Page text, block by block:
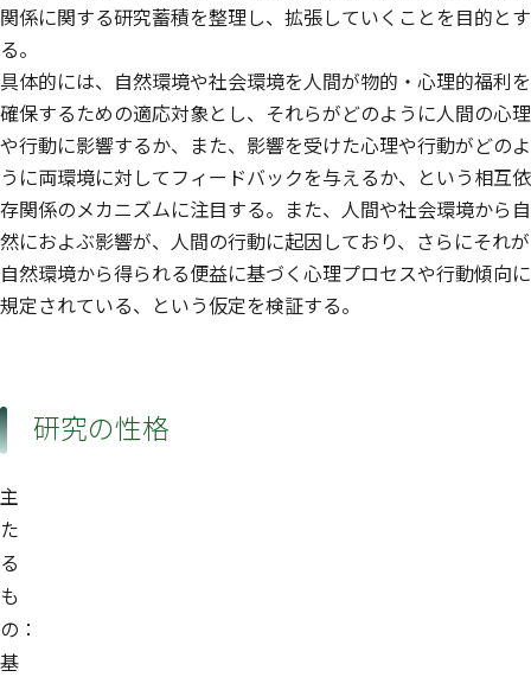
関係に関する研究蓄積を整理し、拡張していくことを目的とす
る。
具体的には、自然環境や社会環境を人間が物的・心理的福利を
確保するための適応対象とし、それらがどのように人間の心理
や行動に影響するか、また、影響を受けた心理や行動がどのよ
うに両環境に対してフィードバックを与えるか、という相互依
存関係のメカニズムに注目する。また、人間や社会環境から自
然におよぶ影響が、人間の行動に起因しており、さらにそれが
自然環境から得られる便益に基づく心理プロセスや行動傾向に
規定されている、という仮定を検証する。
研究の性格
主
た
る
も
の：
基